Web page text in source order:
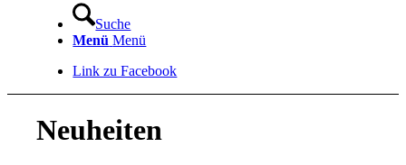
Suche
Menü Menü
Link zu Facebook
Neuheiten